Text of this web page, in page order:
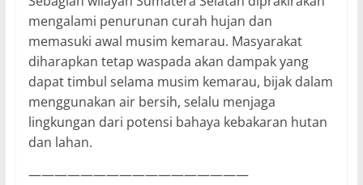
mengalami penurunan curah hujan dan
memasuki awal musim kemarau. Masyarakat
diharapkan tetap waspada akan dampak yang
dapat timbul selama musim kemarau, bijak dalam
menggunakan air bersih, selalu menjaga
lingkungan dari potensi bahaya kebakaran hutan
dan lahan.
—————————————————